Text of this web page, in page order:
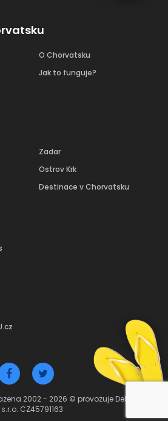
O Chorvatsku
Jak to funguje?
Zadar
Ostrov Krk
Destinace v Chorvatsku
2002 - 2026 © provozuje Debant
s.r.o. CZ45791163